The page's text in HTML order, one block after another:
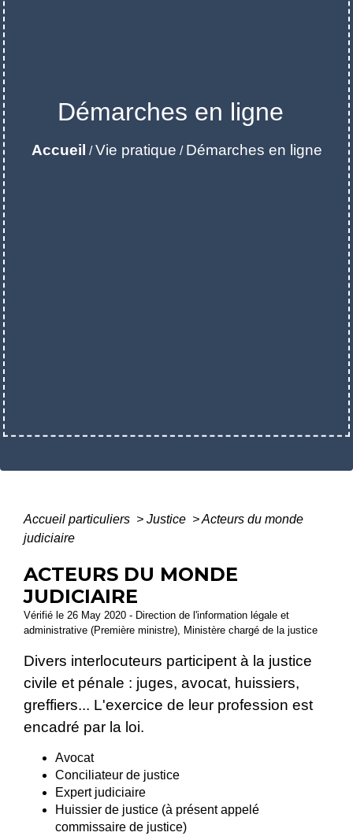
Démarches en ligne
Accueil /Vie pratique / Démarches en ligne
Accueil particuliers > Justice >Acteurs du monde
judiciaire
ACTEURS DU MONDE
JUDICIAIRE
Vérifié le 26 May 2020 - Direction de l'information légale et
administrative (Première ministre), Ministère chargé de la justice
Divers interlocuteurs participent à la justice
civile et pénale : juges, avocat, huissiers,
greffiers... L'exercice de leur profession est
encadré par la loi.
Avocat
Conciliateur de justice
Expert judiciaire
Huissier de justice (à présent appelé
commissaire de justice)